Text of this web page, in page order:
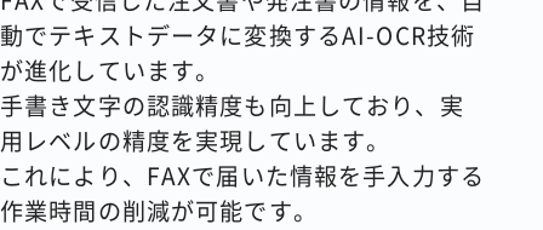
動でテキストデータに変換するAI-OCR技術
が進化しています。
手書き文字の認識精度も向上しており、実
用レベルの精度を実現しています。
これにより、FAXで届いた情報を手入力する
作業時間の削減が可能です。